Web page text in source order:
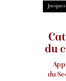
du
du